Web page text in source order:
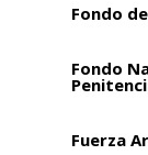
Fondo
Fondo
Fuerza